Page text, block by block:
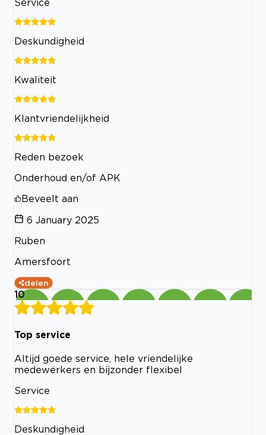
Service
Deskundigheid
Kwaliteit
Klantvriendelijkheid
Reden bezoek
Onderhoud en/of APK
Beveelt aan
6 January 2025
Ruben
Amersfoort
delen
10
Top service
Altijd goede service, hele vriendelijke
medewerkers en bijzonder flexibel
Service
Deskundigheid